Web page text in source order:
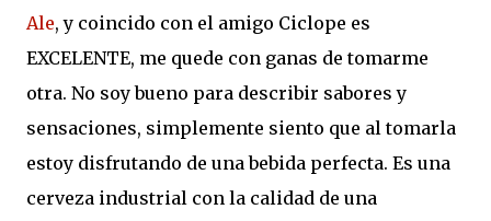
Ale, y coincido con el amigo Ciclope es
EXCELENTE, me quede con ganas de tomarme
otra. No soy bueno para describir sabores y
sensaciones, simplemente siento que al tomarla
estoy disfrutando de una bebida perfecta. Es una
cerveza industrial con la calidad de una